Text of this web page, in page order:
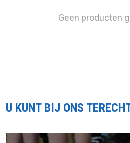
Geen producten
U KUNT BIJ ONS